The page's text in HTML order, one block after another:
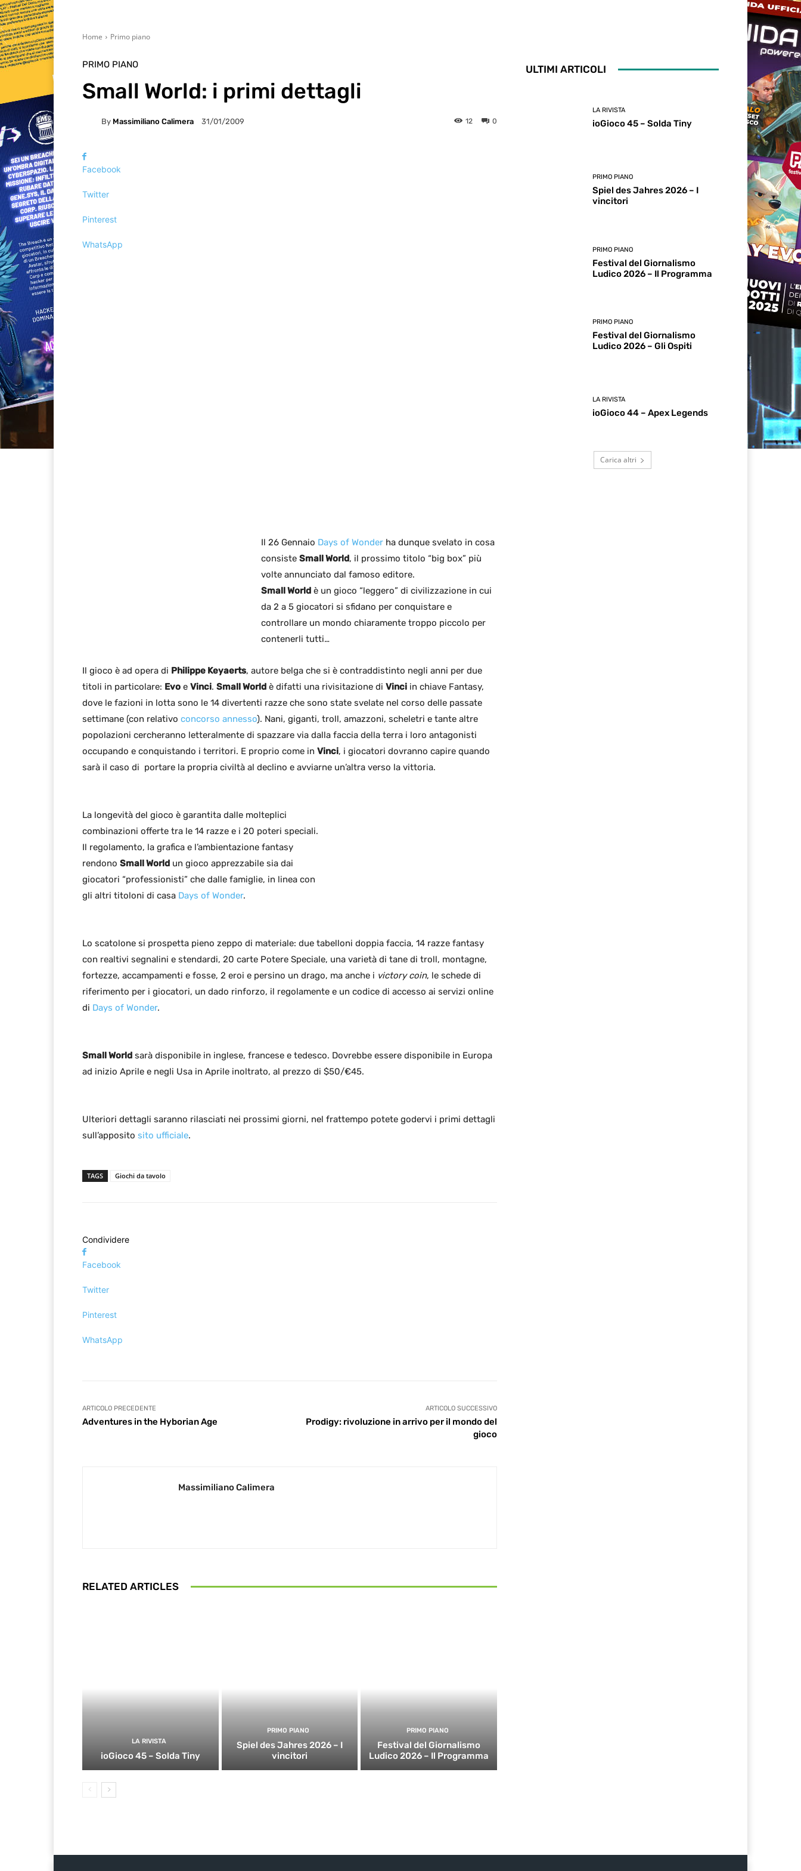
Home Primo piano
PRIMO PIANO
Small World: i primi dettagli
By Massimiliano Calimera 31/01/2009 0
12
Facebook
Twitter
Pinterest
WhatsApp
Il 26 Gennaio Days of Wonder ha dunque svelato in cosa
consiste Small World, il prossimo titolo “big box” più
volte annunciato dal famoso editore.
Small World è un gioco “leggero” di civilizzazione in cui
da 2 a 5 giocatori si sfidano per conquistare e
controllare un mondo chiaramente troppo piccolo per
contenerli tutti…
Il gioco è ad opera di Philippe Keyaerts, autore belga che si è contraddistinto negli anni per due
titoli in particolare: Evo e Vinci. Small World è difatti una rivisitazione di Vinci in chiave Fantasy,
dove le fazioni in lotta sono le 14 divertenti razze che sono state svelate nel corso delle passate
settimane (con relativo concorso annesso). Nani, giganti, troll, amazzoni, scheletri e tante altre
popolazioni cercheranno letteralmente di spazzare via dalla faccia della terra i loro antagonisti
occupando e conquistando i territori. E proprio come in Vinci, i giocatori dovranno capire quando
sarà il caso di portare la propria civiltà al declino e avviarne un’altra verso la vittoria.
La longevità del gioco è garantita dalle molteplici
combinazioni offerte tra le 14 razze e i 20 poteri speciali.
Il regolamento, la grafica e l’ambientazione fantasy
rendono Small World un gioco apprezzabile sia dai
giocatori “professionisti” che dalle famiglie, in linea con
gli altri titoloni di casa Days of Wonder.
Lo scatolone si prospetta pieno zeppo di materiale: due tabelloni doppia faccia, 14 razze fantasy
con realtivi segnalini e stendardi, 20 carte Potere Speciale, una varietà di tane di troll, montagne,
fortezze, accampamenti e fosse, 2 eroi e persino un drago, ma anche i victory coin, le schede di
riferimento per i giocatori, un dado rinforzo, il regolamente e un codice di accesso ai servizi online
di Days of Wonder.
Small World sarà disponibile in inglese, francese e tedesco. Dovrebbe essere disponibile in Europa
ad inizio Aprile e negli Usa in Aprile inoltrato, al prezzo di $50/€45.
Ulteriori dettagli saranno rilasciati nei prossimi giorni, nel frattempo potete godervi i primi dettagli
sull’apposito sito ufficiale.
TAGS Giochi da tavolo
Condividere
Facebook
Twitter
Pinterest
WhatsApp
ARTICOLO PRECEDENTE
Adventures in the Hyborian Age
ARTICOLO SUCCESSIVO
Prodigy: rivoluzione in arrivo per il mondo del
gioco
Massimiliano Calimera
RELATED ARTICLES
LA RIVISTA
ioGioco 45 – Solda Tiny
PRIMO PIANO
Spiel des Jahres 2026 – I
vincitori
PRIMO PIANO
Festival del Giornalismo
Ludico 2026 – Il Programma
ULTIMI ARTICOLI
LA RIVISTA
ioGioco 45 – Solda Tiny
PRIMO PIANO
Spiel des Jahres 2026 – I
vincitori
PRIMO PIANO
Festival del Giornalismo
Ludico 2026 – Il Programma
PRIMO PIANO
Festival del Giornalismo
Ludico 2026 – Gli Ospiti
LA RIVISTA
ioGioco 44 – Apex Legends
Carica altri